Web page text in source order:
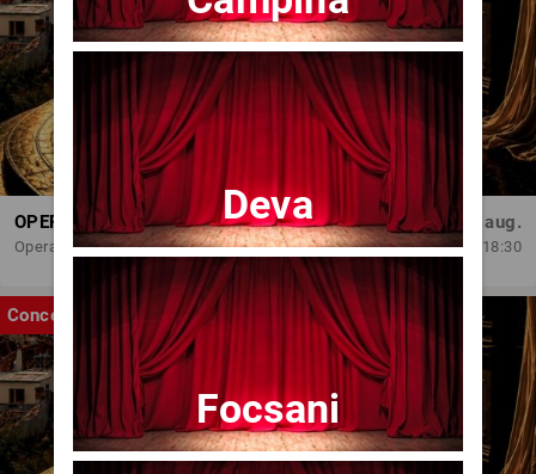
OPERA BRAȘOV ESTIVAL – ARMONII DE VARĂ - CVINTETUL VOCAL ANATOLY - CONCERT
Opera Brasov
Dum, 30 aug.
18:30
Concert
Deva
Focsani